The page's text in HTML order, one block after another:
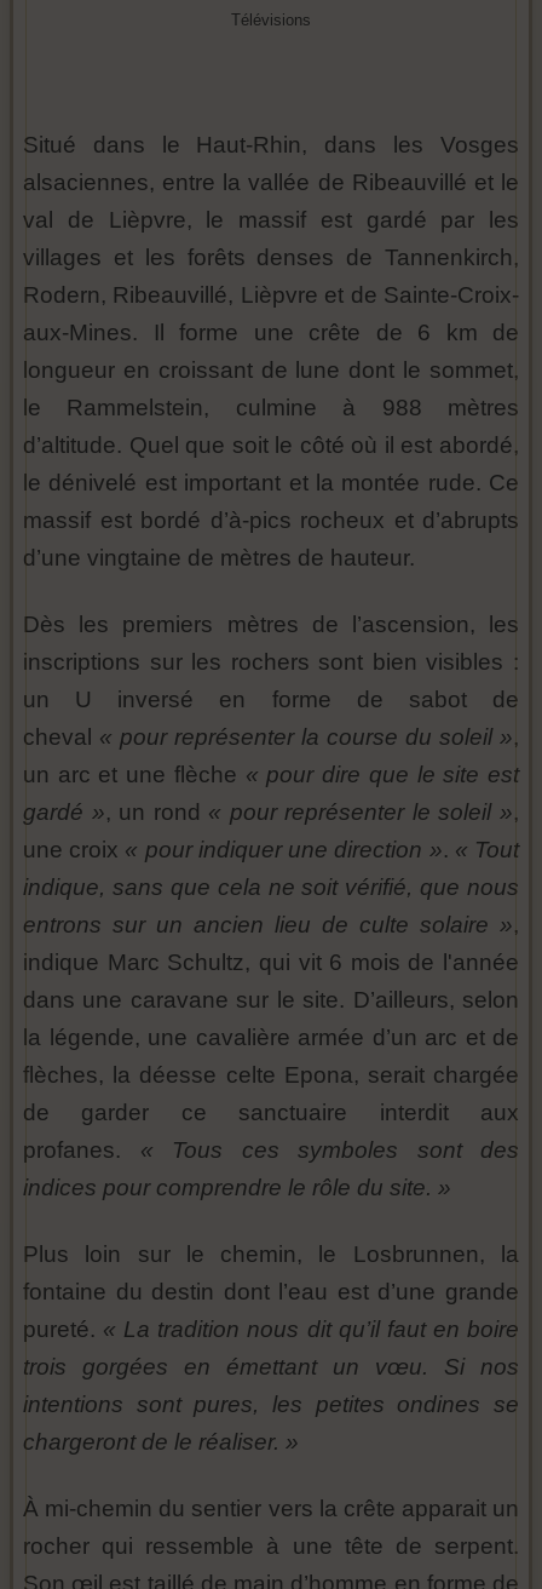
Télévisions
Situé dans le Haut-Rhin, dans les Vosges
alsaciennes, entre la vallée de Ribeauvillé et le
val de Lièpvre, le massif est gardé par les
villages et les forêts denses de Tannenkirch,
Rodern, Ribeauvillé, Lièpvre et de Sainte-Croix-
aux-Mines. Il forme une crête de 6 km de
longueur en croissant de lune dont le sommet,
le Rammelstein, culmine à 988 mètres
d’altitude. Quel que soit le côté où il est abordé,
le dénivelé est important et la montée rude. Ce
massif est bordé d’à-pics rocheux et d’abrupts
d’une vingtaine de mètres de hauteur.
Dès les premiers mètres de l’ascension, les
inscriptions sur les rochers sont bien visibles :
un U inversé en forme de sabot de
cheval « pour représenter la course du soleil »,
un arc et une flèche « pour dire que le site est
gardé », un rond « pour représenter le soleil »,
une croix « pour indiquer une direction ». « Tout
indique, sans que cela ne soit vérifié, que nous
entrons sur un ancien lieu de culte solaire »,
indique Marc Schultz, qui vit 6 mois de l'année
dans une caravane sur le site. D’ailleurs, selon
la légende, une cavalière armée d’un arc et de
flèches, la déesse celte Epona, serait chargée
de garder ce sanctuaire interdit aux
profanes. « Tous ces symboles sont des
indices pour comprendre le rôle du site. »
Plus loin sur le chemin, le Losbrunnen, la
fontaine du destin dont l’eau est d’une grande
pureté. « La tradition nous dit qu’il faut en boire
trois gorgées en émettant un vœu. Si nos
intentions sont pures, les petites ondines se
chargeront de le réaliser. »
À mi-chemin du sentier vers la crête apparait un
rocher qui ressemble à une tête de serpent.
Son œil est taillé de main d’homme en forme de